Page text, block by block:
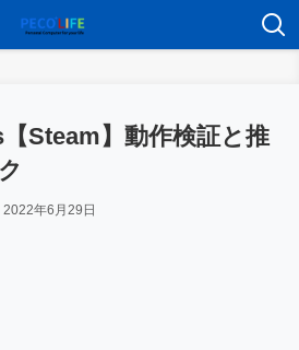
Steam】動作検証と推
2022年6月29日